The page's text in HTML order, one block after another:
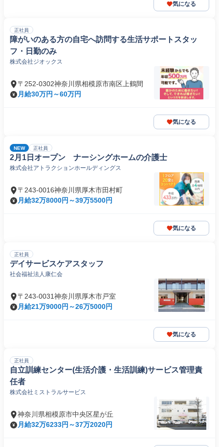
気になる
正社員
障がいのある方の自宅へ訪問する生活サポートスタッ
フ・日勤のみ
株式会社ジオックス
〒252-0302神奈川県相模原市南区上鶴間
月給30万円～60万円
気になる
NEW 正社員
2月1日オープン ナーシングホームの介護士
株式会社アトラクションホールディングス
〒243-0016神奈川県厚木市田村町
月給32万8000円～39万5500円
気になる
正社員
デイサービスケアスタッフ
社会福祉法人康仁会
〒243-0031神奈川県厚木市戸室
月給21万9000円～26万5000円
気になる
正社員
自立訓練センター(生活介護・生活訓練)サービス管理責
任者
株式会社ミストラルサービス
神奈川県相模原市中央区星が丘
月給32万6233円～37万2020円